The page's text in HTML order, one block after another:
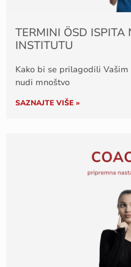
TERMINI ÖSD ISPITA
INSTITUTU
Kako bi se prilagodili
nudi mnoštvo
SAZNAJTE VIŠE »